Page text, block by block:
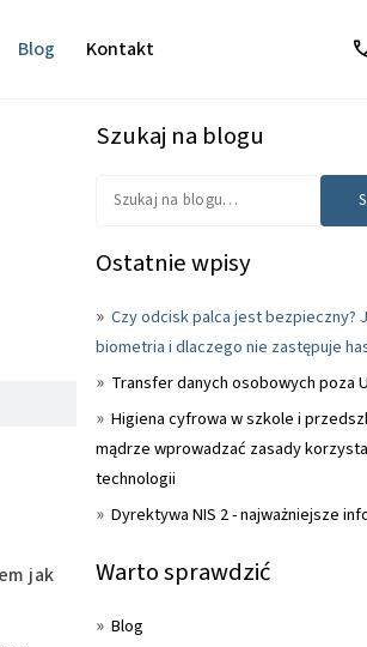
Blog Kontakt
jak
Szukaj na blogu
Ostatnie wpisy
Czy odcisk palca jest bezpieczny?
biometria i dlaczego nie zastępuje
Transfer danych osobowych poza
Higiena cyfrowa w szkole i
mądrze wprowadzać zasady
technologii
Dyrektywa NIS 2 - najważniejsze
Warto sprawdzić
Blog